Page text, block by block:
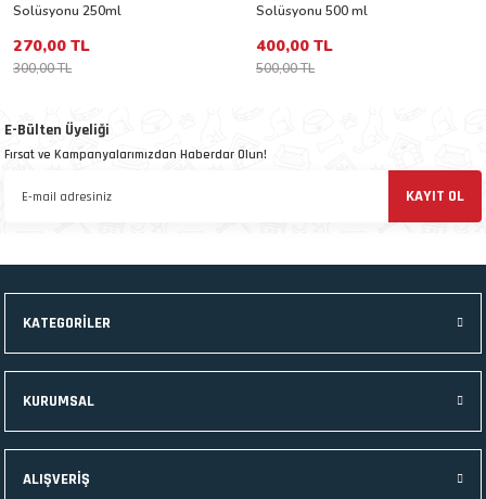
ve Kafesleri
Solüsyonu 250ml
270,00 TL
300,00 TL
Solüsyonu 500 ml
400,00 TL
500,00 TL
E-Bülten Üyeliği
Fırsat ve Kampanyalarımızdan Haberdar Olun!
KAYIT OL
KATEGORİLER
KURUMSAL
ALIŞVERİŞ